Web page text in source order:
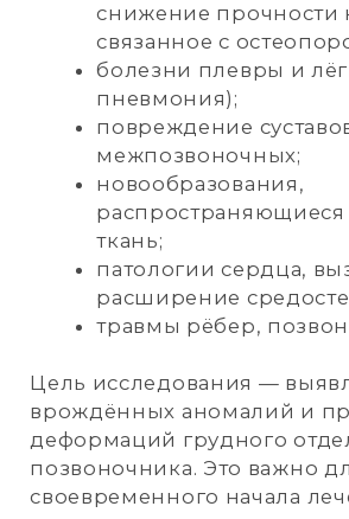
предотвратить развитие серьёзных
690 р
рентгенография
запястья
+7 (3496) 45-10-01
г. Ноябрьск,
ул. 60 лет СССР, д.72 «A»
РЕНТГЕНОГРАФИЯ
КИСТИ РУКИ
исследования, который позволяет
получить детальные изображения
костной и хрящевой ткани в области
кисти с помощью рентгеновских лучей.
Этот метод широко применяется
различных патологий и травм.